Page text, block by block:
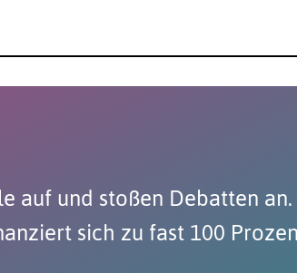
auf und stoßen Debatten
sich zu fast 100